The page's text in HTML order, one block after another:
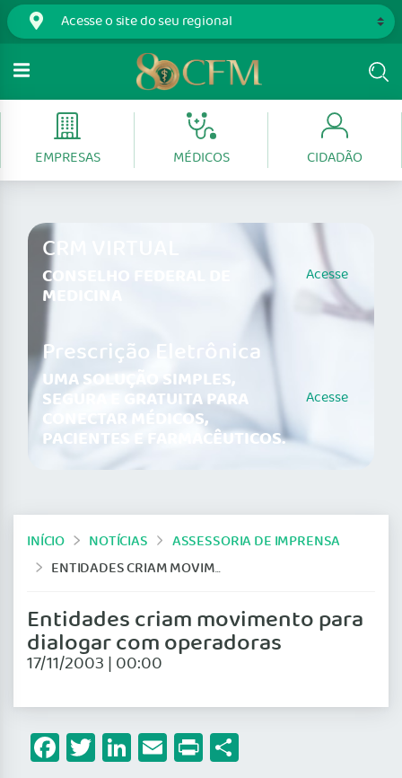
EMPRESAS MÉDICOS CIDADÃO
CRM VIRTUAL
CONSELHO FEDERAL DE
MEDICINA
Acesse
Prescrição Eletrônica
UMA SOLUÇÃO SIMPLES,
SEGURA E GRATUITA PARA
CONECTAR MÉDICOS,
PACIENTES E FARMACÊUTICOS.
Acesse
INÍCIO NOTÍCIAS
ASSESSORIA DE IMPRENSA
ENTIDADES CRIAM MOVIMENTO PARA DIALOGAR COM OPERADORAS
Entidades criam movimento para
dialogar com operadoras
17/11/2003 | 00:00
Facebook
Twitter
LinkedIn
Email
Print